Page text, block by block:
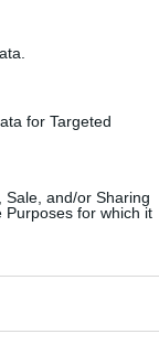
for Targeted
Sale, and/or Sharing
Purposes for which it